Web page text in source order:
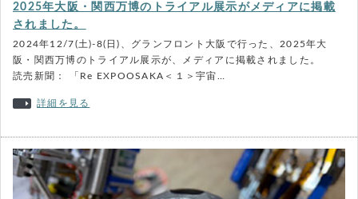
2025年大阪・関西万博のトライアル展示がメディアに掲載
されました。
2024年12/7(土)-8(日)、グランフロント大阪で行った、2025年大
阪・関西万博のトライアル展示が、メディアに掲載されました。
読売新聞： 「Re EXPOOSAKA＜１＞宇宙…
詳細を見る